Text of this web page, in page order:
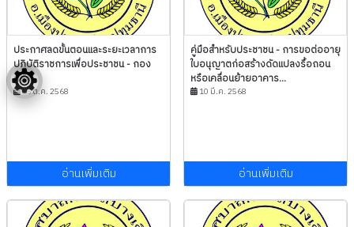
ประกาศลดขั้นตอนและระยะเวลาการ
ปฏิบัติราชการเพื่อประชาชน - กอง
คลัง...
15 ต.ค. 2568
อ่านเพิ่มเติม
คู่มือสำหรับประชาชน - การขอต่ออายุ
ใบอนุญาตก่อสร้างดัดแปลงรื้อถอน
หรือเคลื่อนย้ายอาคาร...
10 มี.ค. 2568
อ่านเพิ่มเติม